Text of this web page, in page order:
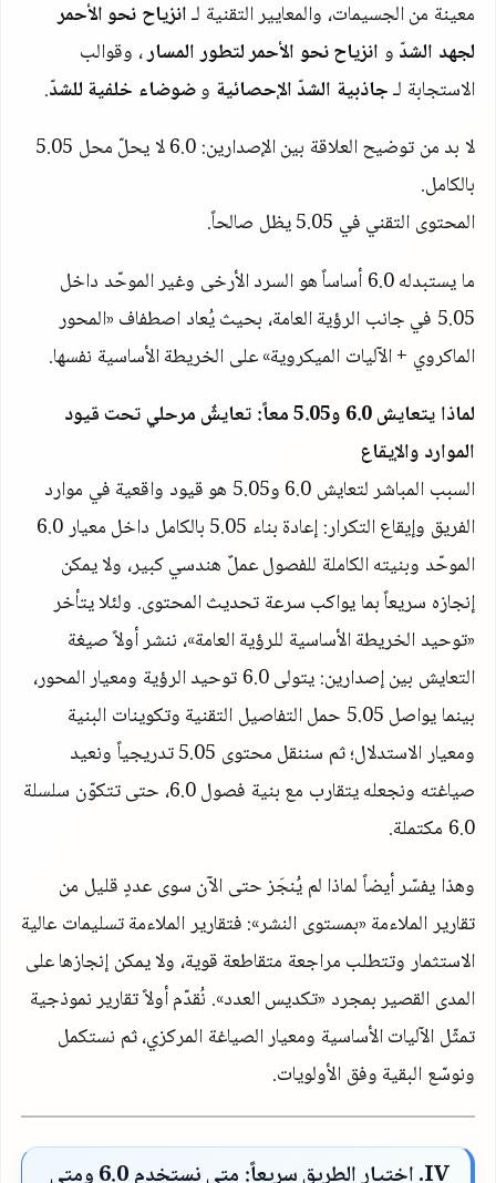
معينة من الجسيمات، والمعايير التقنية لـانزياح نحو الأحمر
لجهد الشدّ و انزياح نحو الأحمر لتطور المسار، وقوالب
الاستجابة لـجاذبية الشدّ الإحصائية وضوضاء خلفية للشدّ.
لا بد من توضيح العلاقة بين الإصدارين: 6.0لا يحلّ محل 5.05
بالكامل.
المحتوى التقني في 5.05يظل صالحاً.
ما يستبدله6.0 أساساً هو السرد الأرخى وغير الموحّد داخل
5.05 في جانب الرؤية العامة، بحيث يُعاد اصطفاف «المحور
الماكروي + الآليات الميكروية» على الخريطة الأساسية نفسها.
لماذا يتعايش6.0 و5.05معاً: تعايشٌ مرحلي تحت قيود
الموارد والإيقاع
السبب المباشر لتعايش 6.0 و5.05 هو قيود واقعية في موارد
الفريق وإيقاع التكرار: إعادة بناء 5.05 بالكامل داخل معيار6.0
الموحّد وبنيته الكاملة للفصول عملٌ هندسي كبير، ولا يمكن
إنجازه سريعاً بما يواكب سرعة تحديث المحتوى. ولئلا يتأخر
«توحيد الخريطة الأساسية للرؤية العامة»، ننشر أولاً صيغة
التعايش بين إصدارين: يتولى6.0 توحيد الرؤية ومعيار المحور،
بينما يواصل 5.05 حمل التفاصيل التقنية وتكوينات البنية
ومعيار الاستدلال؛ ثم سننقل محتوى 5.05تدريجياً ونعيد
صياغته ونجعله يتقارب مع بنية فصول6.0، حتى تتكوّن سلسلة
6.0 مكتملة.
وهذا يفسّر أيضاً لماذا لم يُنجَز حتى الآن سوى عددٍ قليل من
تقارير الملاءمة «بمستوى النشر»: فتقارير الملاءمة تسليمات عالية
الاستثمار وتتطلب مراجعة متقاطعة قوية، ولا يمكن إنجازها على
المدى القصير بمجرد «تكديس العدد». نُقدّم أولاً تقارير نموذجية
تمثّل الآليات الأساسية ومعيار الصياغة المركزي، ثم نستكمل
ونوسّع البقية وفق الأولويات.
IV. اختيار الطريق سريعاً: متى نستخدم6.0ومتى